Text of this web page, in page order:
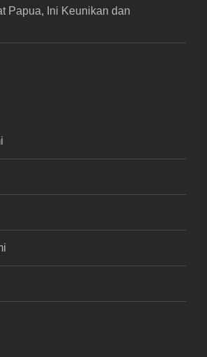
Papua, Ini Keunikan dan